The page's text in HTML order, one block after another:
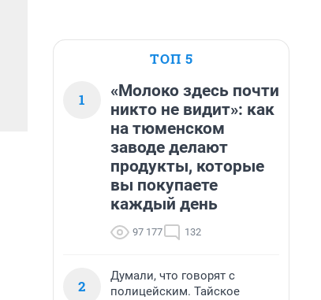
ТОП 5
1
«Молоко здесь почти
никто не видит»: как
на тюменском
заводе делают
продукты, которые
вы покупаете
каждый день
97 177 132
2
Думали, что говорят с
полицейским. Тайское